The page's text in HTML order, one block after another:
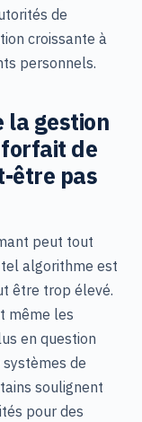
de
croissante à
personnels.
la gestion
forfait de
être pas
peut tout
algorithme est
être trop élevé.
même les
en question
de
soulignent
pour des